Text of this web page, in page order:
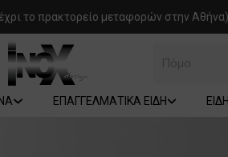
το πρακτορείο μεταφορών στην
ΕΠΑΓΓΕΛΜΑΤΙΚΑ ΕΙΔΗ